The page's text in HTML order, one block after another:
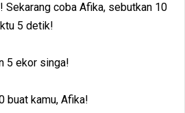
Sekarang coba Afika, sebutkan 10
5 detik!
5 ekor singa!
buat kamu, Afika!